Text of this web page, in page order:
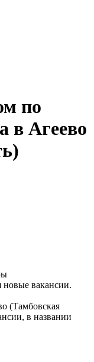
по
в Агеево
новые вакансии.
(Тамбовская
в названии